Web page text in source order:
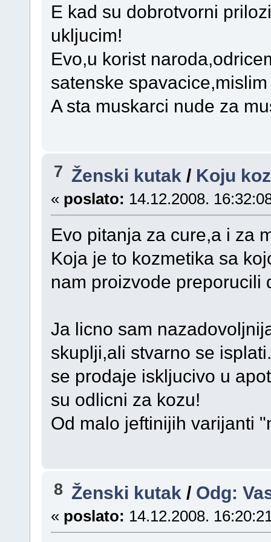
E kad su dobrotvorni
ukljucim!
Evo,u korist
satenske
A sta muskarci nude za
7 Ženski kutak / Koju
« poslato: 14.12.2008.
Evo pitanja za cure,a i za
Koja je to kozmetika sa
nam proizvode preporucili
Ja licno sam
skuplji,ali stvarno se
se prodaje iskljucivo u
su odlicni za kozu!
Od malo jeftinijih varijanti
8 Ženski kutak / Odg:
« poslato: 14.12.2008.